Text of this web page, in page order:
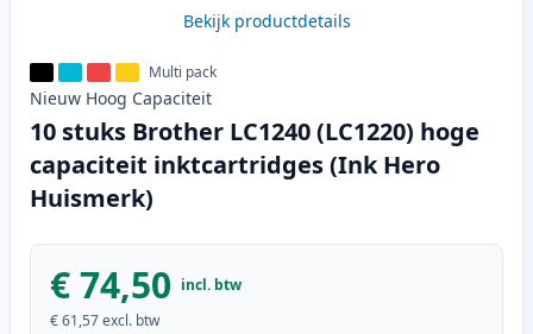
Bekijk productdetails
Multi pack
Nieuw Hoog Capaciteit
10 stuks Brother LC1240 (LC1220) hoge
capaciteit inktcartridges (Ink Hero
Huismerk)
€ 74,50 incl. btw
€ 61,57excl. btw